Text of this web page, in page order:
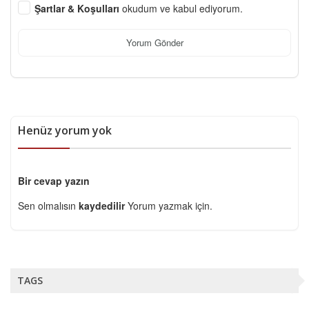
Şartlar & Koşulları okudum ve kabul ediyorum.
Yorum Gönder
Henüz yorum yok
Bir cevap yazın
Sen olmalısın kaydedilirYorum yazmak için.
TAGS